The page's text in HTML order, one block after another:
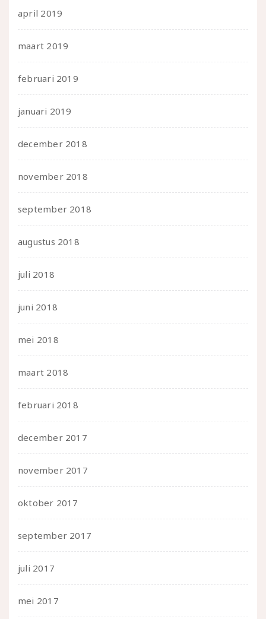
april 2019
maart 2019
februari 2019
januari 2019
december 2018
november 2018
september 2018
augustus 2018
juli 2018
juni 2018
mei 2018
maart 2018
februari 2018
december 2017
november 2017
oktober 2017
september 2017
juli 2017
mei 2017